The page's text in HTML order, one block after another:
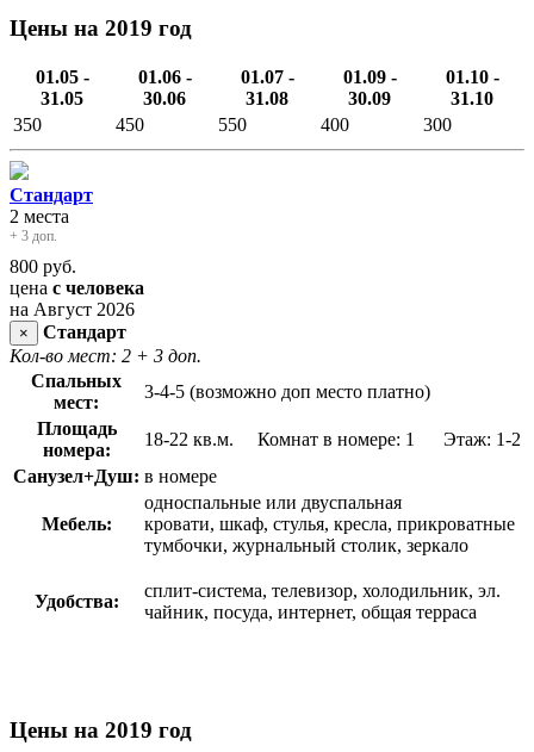
Цены на 2019 год
01.05 -
31.05
01.06 -
30.06
01.07 -
31.08
01.09 -
30.09
01.10 -
31.10
350
450 550 400 300
Стандарт
2 места
+ 3 доп.
800 руб.
цена с человека
на Август 2026
×
Стандарт
Кол-во мест: 2 + 3 доп.
Спальных
мест:
3-4-5 (возможно доп место платно)
Площадь
номера:
18-22 кв.м. Комнат в номере: 1 Этаж: 1-2
Санузел+Душ: в номере
Мебель:
односпальные или двуспальная
кровати, шкаф, стулья, кресла, прикроватные
тумбочки, журнальный столик, зеркало
Удобства:
сплит-система, телевизор, холодильник, эл.
чайник, посуда, интернет, общая терраса
Цены на 2019 год